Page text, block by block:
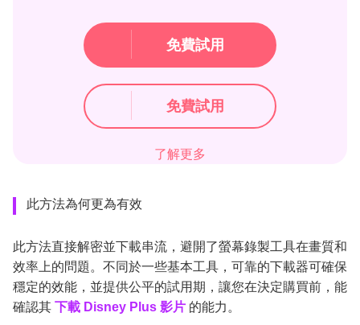
免費試用
免費試用
了解更多
此方法為何更為有效
此方法直接解密並下載串流，避開了螢幕錄製工具在畫質和
效率上的問題。不同於一些基本工具，可靠的下載器可確保
穩定的效能，並提供公平的試用期，讓您在決定購買前，能
確認其 下載 Disney Plus 影片 的能力。